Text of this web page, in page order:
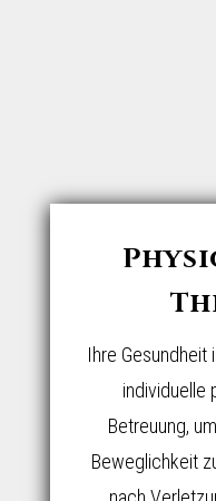
Ihre Gesundheit
individuelle
Betreuung,
Beweglichkeit